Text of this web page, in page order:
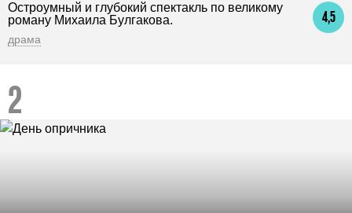
4,5
Остроумный и глубокий спектакль по великому
роману Михаила Булгакова.
драма